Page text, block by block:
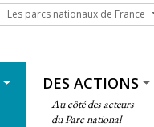
Les parcs nationaux de France
Les parcs nationaux de France
DES ACTIONS
Au côté des acteurs
du Parc national